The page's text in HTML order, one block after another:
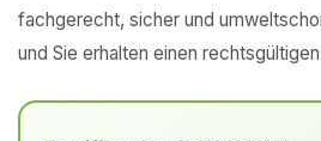
fachgerecht, sicher und
und Sie erhalten einen